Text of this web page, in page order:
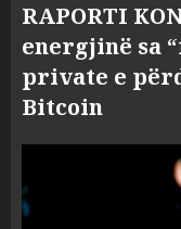
RAPORTI
energjinë sa
private e
Bitcoin